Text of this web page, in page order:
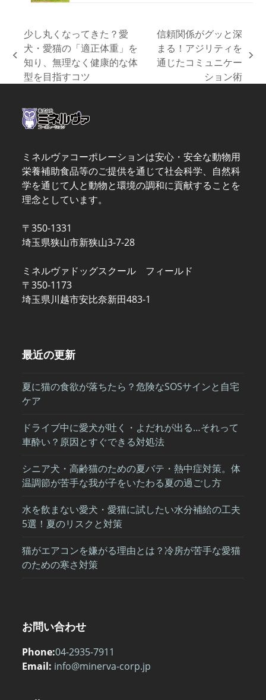
previous
post:
少し丸くなってきた？愛
犬・愛猫の「適正体重」を
知り、無理なく健康的な体
型を目指すコツ
next
信頼関係がグッと深
まる！アジリティを
通じたコミュニケー
ション術
ミネルヴァコーポレーションは安心・安全な動物用
栄養補助食品等のご提供を通じて社会科学、自然科
学を通じて人と動物と環境の調和に貢献することを
理念としています。
〒350-1331
埼玉県狭山市新狭山3-7-28
ミネルヴァドッグスクール フィールド
〒350-1173
埼玉県川越市安比奈新田483-1
最近の更新
夏に猫の食欲が落ちたら？危険なSOSサインと自宅
ケア
ドライブ中に愛犬が吐く・よだれが出る…それって
車酔い？原因とすぐできる対処法
シニア犬・高齢猫のための夏バテ・熱中症対策。体
温調節が苦手な我が子をいたわる夏の過ごし方
水を飲まない愛犬・愛猫に試したい水分補給の工夫
5選！夏のリスクと対策
猫がエアコンを嫌がる理由とは？冷房が苦手な愛猫
のための寒さ対策
お問い合わせ
Phone:04-2935-7911
Email: info@minerva-corp.jp